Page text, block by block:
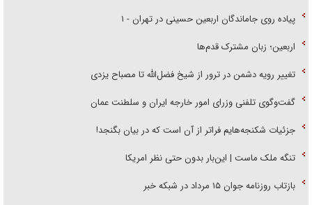
پیاده روی جاماندگان اربعین حسینی در تهران - ۱
اربعین؛ زبان مشترک قدم‌ها
تغییر رویه دشمن در ترور از شیخ فضل‌الله تا مصباح یزدی
گفت‌وگوی تلفنی وزرای امور خارجه ایران و سلطنت عمان
جزئیات شکنجه‌هایم فراتر از آن است که در بیان بگنجد!
تنگه ملک ماست | این‌بار بدون حتی نظر امریکا
بازتاب روزنامه جوان ۱۵ مرداد در شبکه خبر